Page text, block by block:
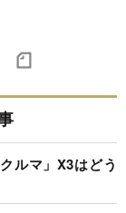
ルマ」X3はどう